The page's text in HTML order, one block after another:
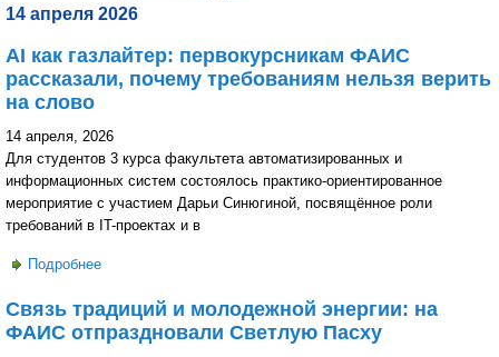
14 апреля 2026
AI как газлайтер: первокурсникам ФАИС
рассказали, почему требованиям нельзя верить
на слово
14 апреля, 2026
Для студентов 3 курса факультета автоматизированных и
информационных систем состоялось практико-ориентированное
мероприятие с участием Дарьи Синюгиной, посвящённое роли
требований в IT-проектах и в
Подробнее
Связь традиций и молодежной энергии: на
ФАИС отпраздновали Светлую Пасху